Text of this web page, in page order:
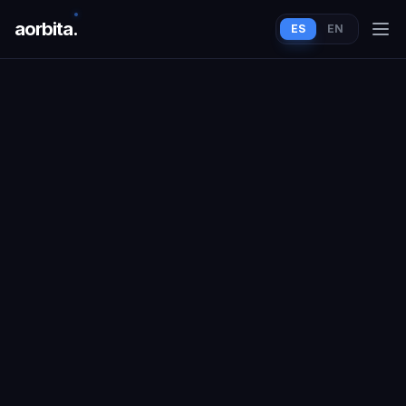
aorbita. ES EN